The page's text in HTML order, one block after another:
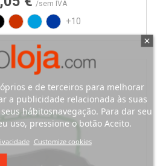
/sem IVA
Preto Vermelho RAL3020
Azul PAN 299C
Azul PAN 293C
+10
e de terceiros para melhorar
a publicidade relacionada às suas
hábitosnavegação. Para dar seu
uso, pressione o botão Aceito.
Customize cookies